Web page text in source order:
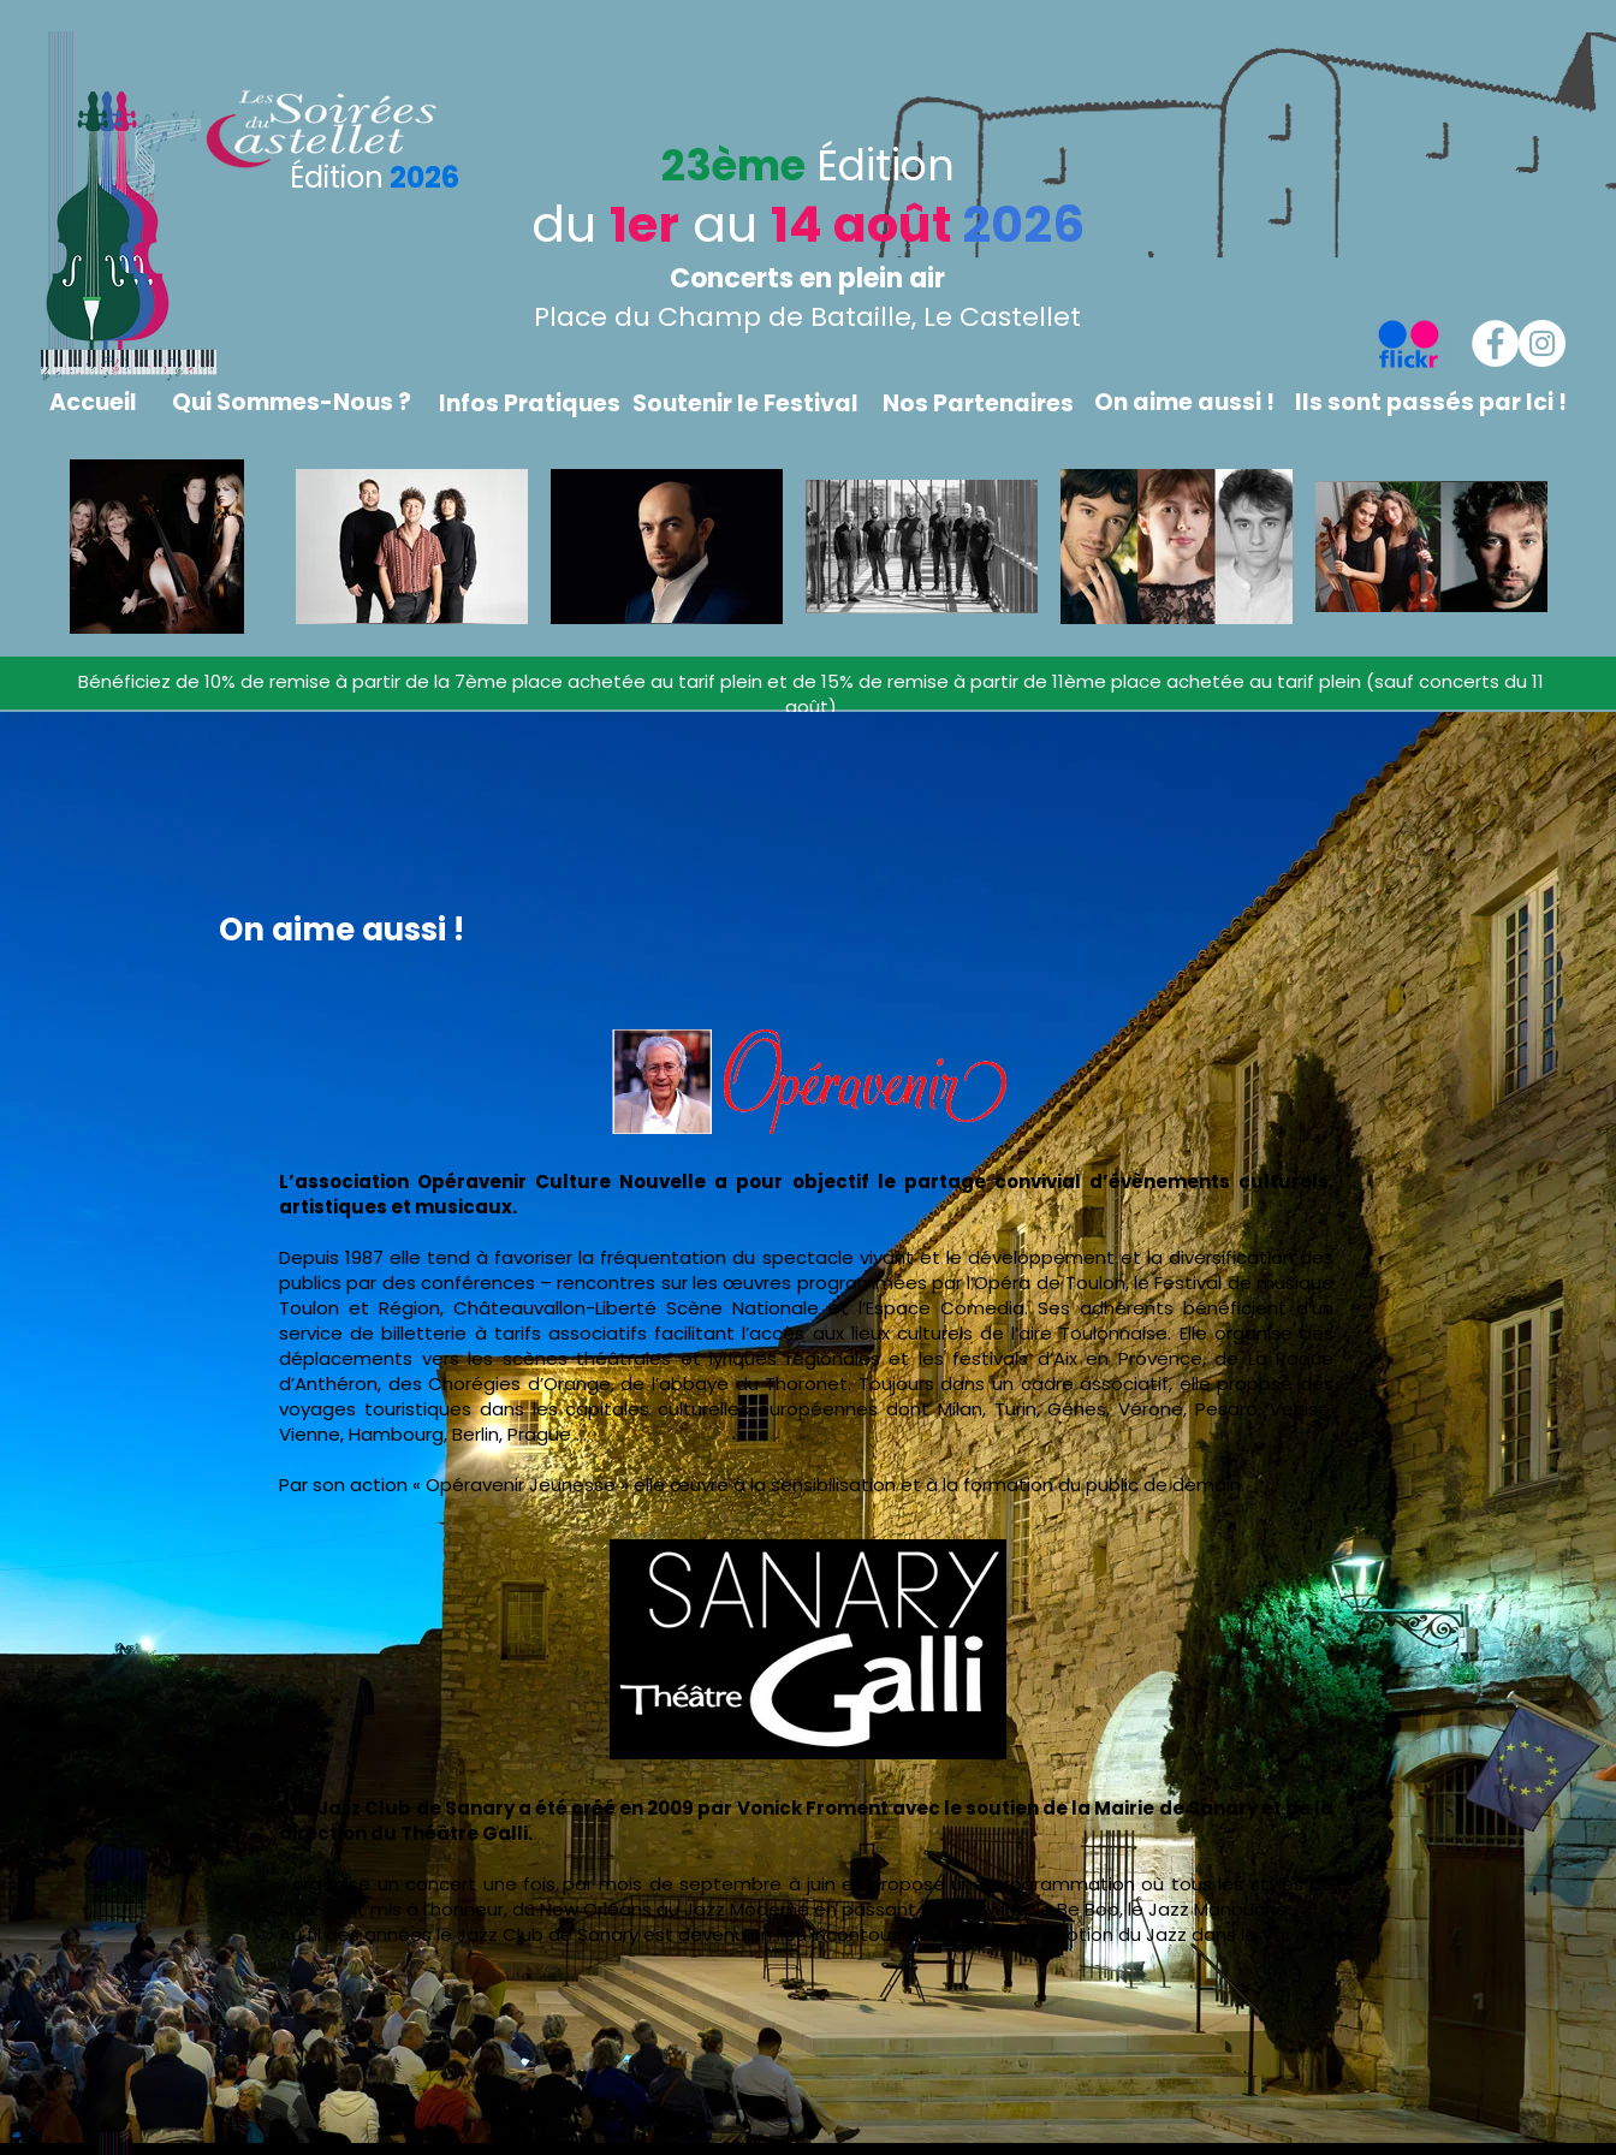
Édition 2026 23ème Édition
du 1er au 14 août 2026
Concerts en plein air
Place du Champ de Bataille, Le Castellet
Accueil Qui Sommes-Nous ? Infos Pratiques Soutenir le Festival Nos Partenaires On aime aussi ! Ils sont passés par Ici !
Bénéficiez de 10% de remise à partir de la 7ème place achetée au tarif plein et de 15% de remise à partir de 11ème place achetée au tarif plein (sauf concerts du 11
août)
On aime aussi !
L’association Opéravenir Culture Nouvelle a pour objectif le partage convivial d’évènements culturels,
artistiques et musicaux.
Depuis 1987 elle tend à favoriser la fréquentation du spectacle vivant et le développement et la diversification des
publics par des conférences – rencontres sur les œuvres programmées par l’Opéra de Toulon, le Festival de musique
Toulon et Région, Châteauvallon-Liberté Scène Nationale et l’Espace Comedia. Ses adhérents bénéficient d’un
service de billetterie à tarifs associatifs facilitant l’accès aux lieux culturels de l’aire Toulonnaise. Elle organise des
déplacements vers les scènes théâtrales et lyriques régionales et les festivals d’Aix en Provence, de La Roque
d’Anthéron, des Chorégies d’Orange, de l’abbaye du Thoronet. Toujours dans un cadre associatif, elle propose des
voyages touristiques dans les capitales culturelles européennes dont Milan, Turin, Gênes, Vérone, Pesaro, Venise,
Vienne, Hambourg, Berlin, Prague …
Par son action « Opéravenir Jeunesse » elle œuvre à la sensibilisation et à la formation du public de demain.
« Le Jazz Club de Sanary a été créé en 2009 par Vonick Froment avec le soutien de la Mairie de Sanary et de la
direction du Théâtre Galli.
Il organise un concert une fois par mois de septembre à juin et propose une programmation où tous les styles de
Jazz sont mis à l’honneur, du New Orléans au Jazz Moderne en passant par le Swing, le Be Bop, le Jazz Manouche…
Au fil des années le Jazz Club de Sanary est devenu un lieu incontournable pour la promotion du Jazz dans le Var . »